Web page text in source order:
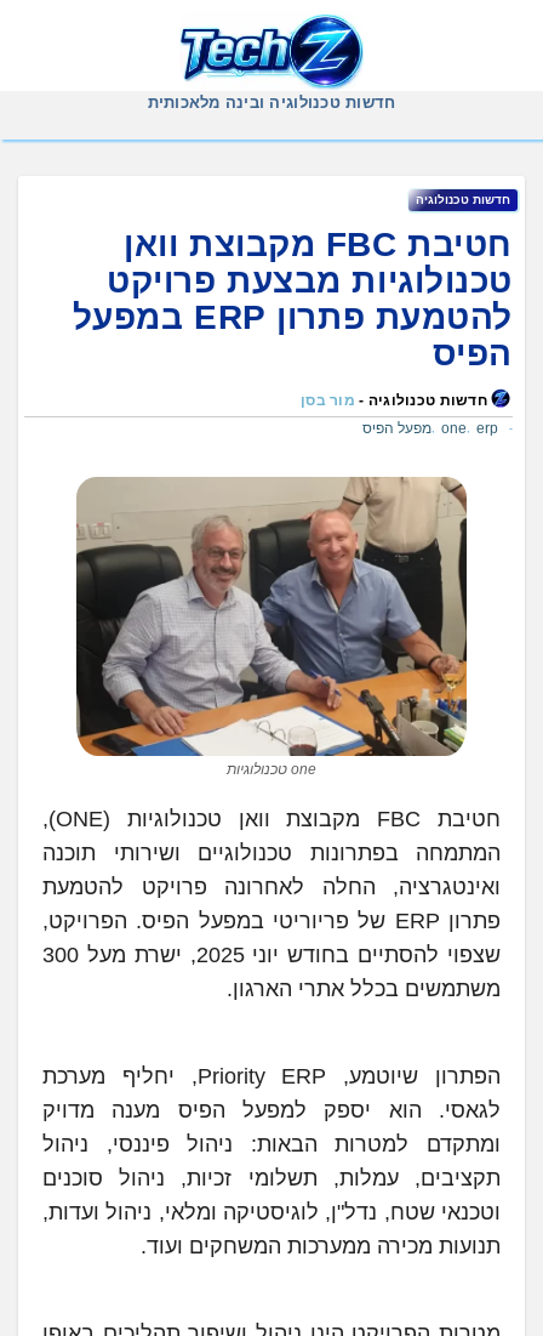
חדשות טכנולוגיה ובינה מלאכותית
חדשות טכנולוגיה
חטיבת FBC מקבוצת וואן
טכנולוגיות מבצעת פרויקט
להטמעת פתרון ERP במפעל
הפיס
חדשות טכנולוגיה - מור בסן
erp
one מפעל הפיס
one טכנולוגיות
חטיבת FBC מקבוצת וואן טכנולוגיות (ONE),
המתמחה בפתרונות טכנולוגיים ושירותי תוכנה
ואינטגרציה, החלה לאחרונה פרויקט להטמעת
פתרון ERP של פריוריטי במפעל הפיס. הפרויקט,
שצפוי להסתיים בחודש יוני 2025, ישרת מעל 300
משתמשים בכלל אתרי הארגון.
הפתרון שיוטמע, Priority ERP, יחליף מערכת
לגאסי. הוא יספק למפעל הפיס מענה מדויק
ומתקדם למטרות הבאות: ניהול פיננסי, ניהול
תקציבים, עמלות, תשלומי זכיות, ניהול סוכנים
וטכנאי שטח, נדל"ן, לוגיסטיקה ומלאי, ניהול ועדות,
תנועות מכירה ממערכות המשחקים ועוד.